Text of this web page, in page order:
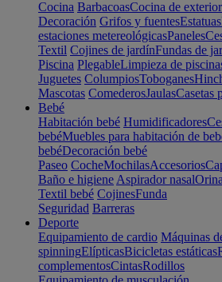
Cocina BarbacoasCocina de exterior
Decoración Grifos y fuentesEstatuas
estaciones metereológicasPaneles
Textil Cojines de jardínFundas de
Piscina PlegableLimpieza de
Juguetes ColumpiosToboganes
Mascotas ComederosJaulasCasetas
Bebé
Habitación bebé Humidificadores
bebéMuebles para habitación de
bebéDecoración bebé
Paseo CocheMochilasAccesorios
Baño e higiene Aspirador nasal
Textil bebé CojinesFunda
Seguridad Barreras
Deporte
Equipamiento de cardio Máquinas
spinningElípticasBicicletas estáticas
complementosCintasRodillos